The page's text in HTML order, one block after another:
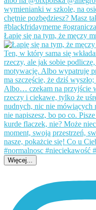
Łapię się na tym, że męczy
Więcej...